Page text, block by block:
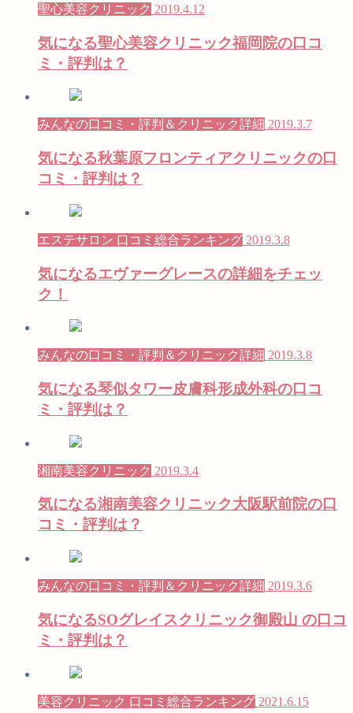
聖心美容クリニック 2019.4.12
気になる聖心美容クリニック福岡院の口コ
ミ・評判は？
みんなの口コミ・評判＆クリニック詳細 2019.3.7
気になる秋葉原フロンティアクリニックの口
コミ・評判は？
エステサロン 口コミ総合ランキング 2019.3.8
気になるエヴァーグレースの詳細をチェッ
ク！
みんなの口コミ・評判＆クリニック詳細 2019.3.8
気になる琴似タワー皮膚科形成外科の口コ
ミ・評判は？
湘南美容クリニック 2019.3.4
気になる湘南美容クリニック大阪駅前院の口
コミ・評判は？
みんなの口コミ・評判＆クリニック詳細 2019.3.6
気になるSOグレイスクリニック御殿山 の口コ
ミ・評判は？
美容クリニック 口コミ総合ランキング 2021.6.15